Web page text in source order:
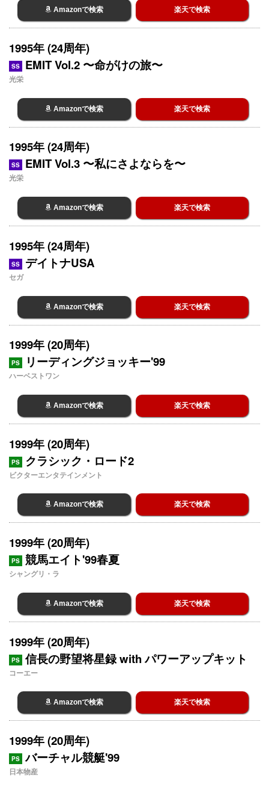
Amazonで検索 楽天で検索
1995年 (24周年)
SS EMIT Vol.2 〜命がけの旅〜
光栄
Amazonで検索 楽天で検索
1995年 (24周年)
SS EMIT Vol.3 〜私にさよならを〜
光栄
Amazonで検索 楽天で検索
1995年 (24周年)
SS デイトナUSA
セガ
Amazonで検索 楽天で検索
1999年 (20周年)
PS リーディングジョッキー'99
ハーベストワン
Amazonで検索 楽天で検索
1999年 (20周年)
PS クラシック・ロード2
ビクターエンタテインメント
Amazonで検索 楽天で検索
1999年 (20周年)
PS 競馬エイト'99春夏
シャングリ・ラ
Amazonで検索 楽天で検索
1999年 (20周年)
PS 信長の野望将星録 with パワーアップキット
コーエー
Amazonで検索 楽天で検索
1999年 (20周年)
PS バーチャル競艇'99
日本物産